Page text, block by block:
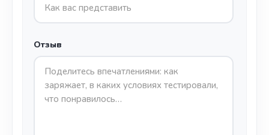
Отзыв